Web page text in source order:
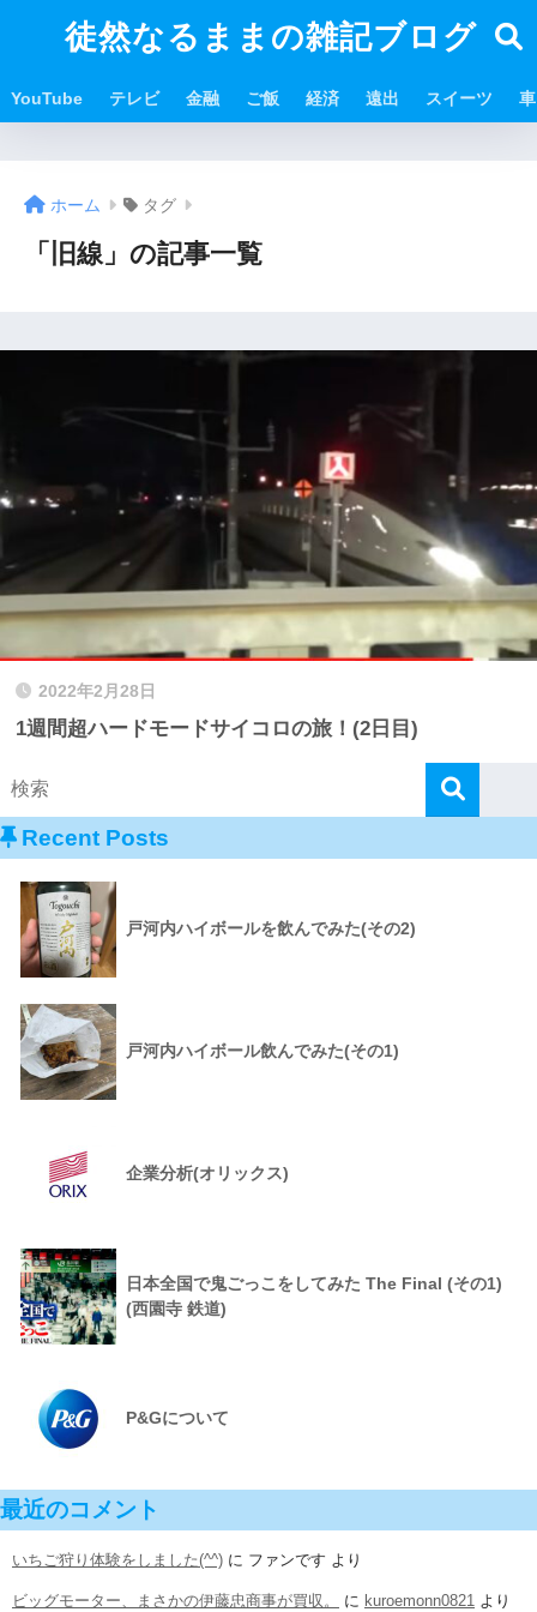
徒然なるままの雑記ブログ
YouTube テレビ 金融 ご飯 経済 遠出 スイーツ 車
ホーム タグ
「旧線」の記事一覧
2022年2月28日
1週間超ハードモードサイコロの旅！(2日目)
Recent Posts
戸河内ハイボールを飲んでみた(その2)
戸河内ハイボール飲んでみた(その1)
企業分析(オリックス)
日本全国で鬼ごっこをしてみた The Final (その1)
(西園寺 鉄道)
P&Gについて
最近のコメント
いちご狩り体験をしました(^^) に ファンです より
ビッグモーター、まさかの伊藤忠商事が買収。 に kuroemonn0821 より